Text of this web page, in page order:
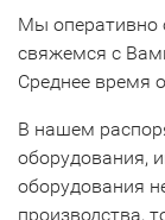
Мы оперативно
свяжемся с
Среднее время
В нашем
оборудования,
оборудования
производства,